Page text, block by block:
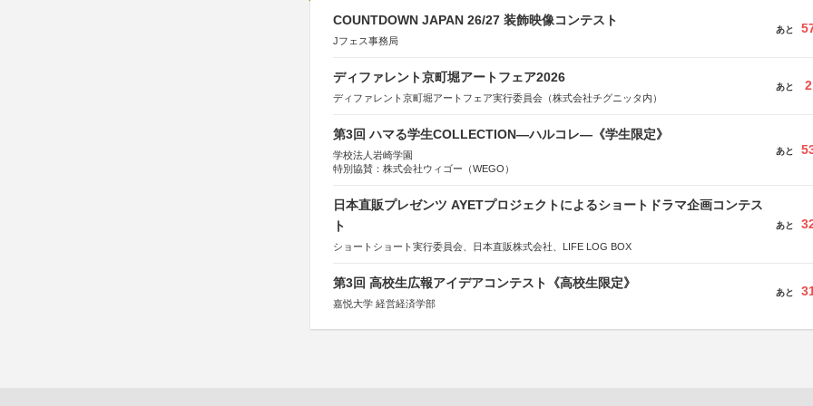
COUNTDOWN JAPAN 26/27 装飾映像コンテスト
Jフェス事務局
あと
ディファレント京町堀アートフェア2026
ディファレント京町堀アートフェア実行委員会（株式会社チグニッタ内）
あと 2
第3回 ハマる学生COLLECTION―ハルコレ―《学生限定》
学校法人岩崎学園
特別協賛：株式会社ウィゴー（WEGO）
あと
日本直販プレゼンツ AYETプロジェクトによるショートドラマ企画コンテス
ト
ショートショート実行委員会、日本直販株式会社、LIFE LOG BOX
あと
第3回 高校生広報アイデアコンテスト《高校生限定》
嘉悦大学 経営経済学部
あと